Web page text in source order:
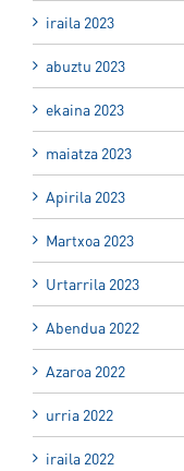
iraila 2023
abuztu 2023
ekaina 2023
maiatza 2023
Apirila 2023
Martxoa 2023
Urtarrila 2023
Abendua 2022
Azaroa 2022
urria 2022
iraila 2022